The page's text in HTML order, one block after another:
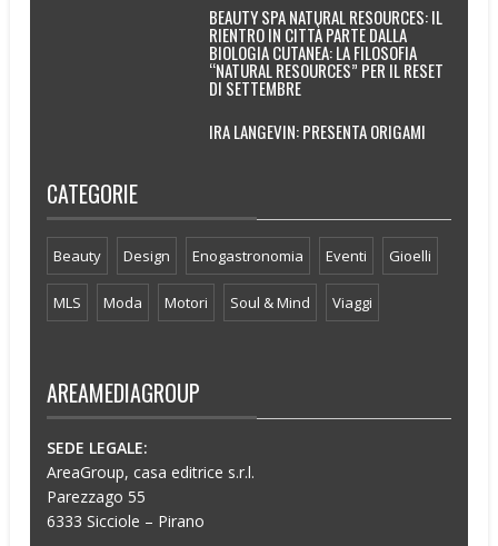
BEAUTY SPA NATURAL RESOURCES: IL
RIENTRO IN CITTÀ PARTE DALLA
BIOLOGIA CUTANEA: LA FILOSOFIA
“NATURAL RESOURCES” PER IL RESET
DI SETTEMBRE
IRA LANGEVIN: PRESENTA ORIGAMI
CATEGORIE
Beauty Design Enogastronomia Eventi Gioelli
MLS Moda Motori Soul & Mind Viaggi
AREAMEDIAGROUP
SEDE LEGALE:
AreaGroup, casa editrice s.r.l.
Parezzago 55
6333 Sicciole – Pirano